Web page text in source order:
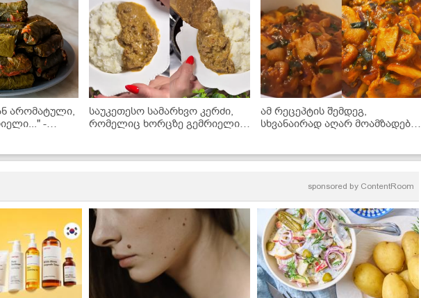
არომატული,
-
საუკეთესო სამარხვო კერძი,
რომელიც ხორცზე გემრიელია!
ამ რეცეპტის შემდეგ,
სხვანაირად აღარ მოამზადებთ!
sponsored by ContentRoom